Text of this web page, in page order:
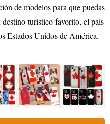
de modelos para que puedas
turístico favorito, el país
Estados Unidos de América.